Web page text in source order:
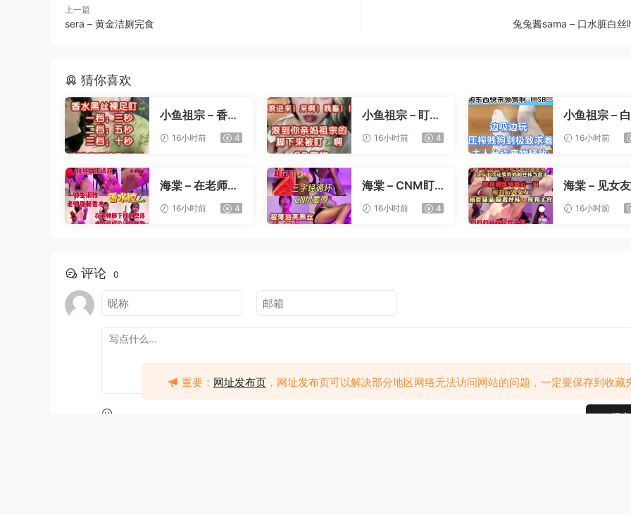
上一篇
sera – 黄金洁厕完食 兔兔酱sama – 口水脏白丝
猜你喜欢
小鱼祖宗 – 香水
黑丝裸足盯射
16小时前 4
小鱼祖宗 – 盯射
16小时前 4
小鱼祖宗 –
16小时前
海棠 – 在老师办
16小时前 4
海棠 – CNM盯
16小时前 4
海棠 – 见女
16小时前
评论 0
提交
重要： 网址发布页，网址发布页可以解决部分地区网络无法访问网站的问题，一定要保存到收藏